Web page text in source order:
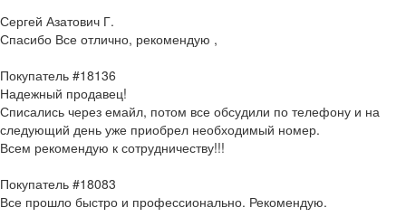
Сергей Азатович Г.
Спасибо Все отлично, рекомендую ,
Покупатель #18136
Надежный продавец!
Списались через емайл, потом все обсудили по телефону и на
следующий день уже приобрел необходимый номер.
Всем рекомендую к сотрудничеству!!!
Покупатель #18083
Все прошло быстро и профессионально. Рекомендую.